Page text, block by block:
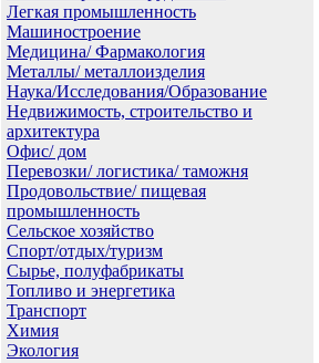
Легкая промышленность
Машиностроение
Медицина/ Фармакология
Металлы/ металлоизделия
Наука/Исследования/Образование
Недвижимость, строительство и
архитектура
Офис/ дом
Перевозки/ логистика/ таможня
Продовольствие/ пищевая
промышленность
Сельское хозяйство
Спорт/отдых/туризм
Сырье, полуфабрикаты
Топливо и энергетика
Транспорт
Химия
Экология